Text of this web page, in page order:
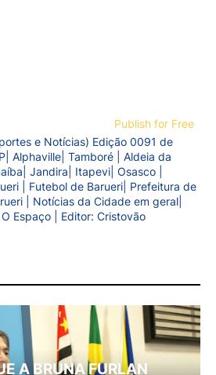
Publish for Free
e Notícias) Edição 0091 de
Alphaville| Tamboré | Aldeia da
Jandira| Itapevi| Osasco |
| Futebol de Barueri| Prefeitura de
| Notícias da Cidade em geral|
Espaço | Editor: Cristovão
A BRUNA FURLAN